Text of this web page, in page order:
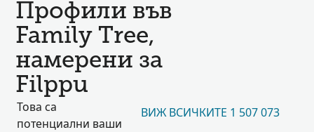
Профили във
Family Tree,
намерени за
Filppu
Това са
потенциални ваши
ВИЖ ВСИЧКИТЕ 1 507 073